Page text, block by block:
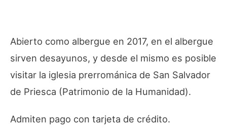
Abierto como albergue en 2017, en el albergue
sirven desayunos, y desde el mismo es posible
visitar la iglesia prerrománica de San Salvador
de Priesca (Patrimonio de la Humanidad).
Admiten pago con tarjeta de crédito.